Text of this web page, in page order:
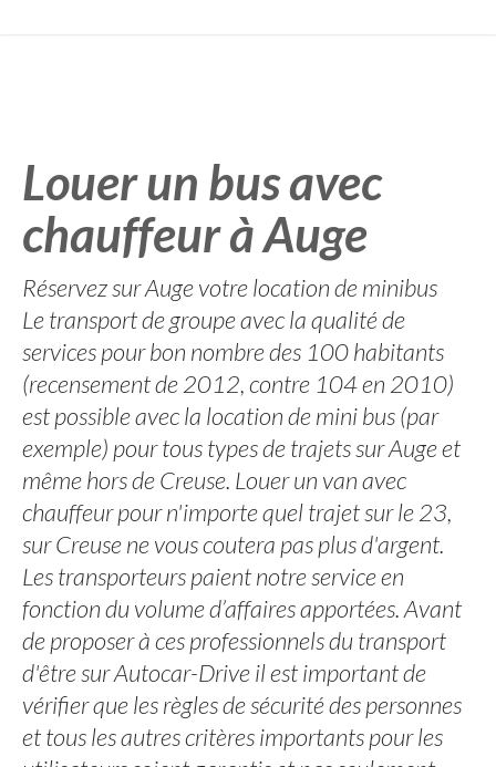
Louer un bus avec
chauffeur à Auge
Réservez sur Auge votre location de minibus
Le transport de groupe avec la qualité de
services pour bon nombre des 100 habitants
(recensement de 2012, contre 104 en 2010)
est possible avec la location de mini bus (par
exemple) pour tous types de trajets sur Auge et
même hors de Creuse. Louer un van avec
chauffeur pour n'importe quel trajet sur le 23,
sur Creuse ne vous coutera pas plus d'argent.
Les transporteurs paient notre service en
fonction du volume d’affaires apportées. Avant
de proposer à ces professionnels du transport
d'être sur Autocar-Drive il est important de
vérifier que les règles de sécurité des personnes
et tous les autres critères importants pour les